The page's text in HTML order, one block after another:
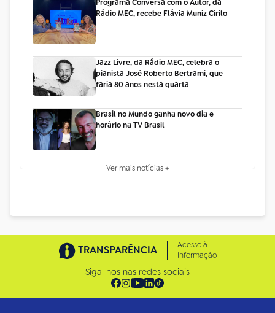
Programa Conversa com o Autor, da
Rádio MEC, recebe Flávia Muniz Cirilo
Jazz Livre, da Rádio MEC, celebra o
pianista José Roberto Bertrami, que
faria 80 anos nesta quarta
Brasil no Mundo ganha novo dia e
horário na TV Brasil
Ver mais notícias +
TRANSPARÊNCIA
Acesso à
Informação
Siga-nos nas redes sociais